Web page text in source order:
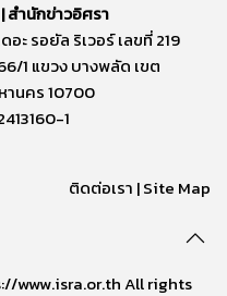
สำนักข่าวอิศรา
อะ รอยัล ริเวอร์ เลขที่ 219
1 แขวง บางพลัด เขต
านคร 10700
1
ติดต่อเรา |Site Map
www.isra.or.th All rights